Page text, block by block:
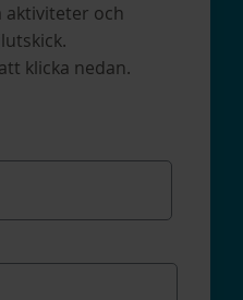
aktiviteter och
klicka nedan.